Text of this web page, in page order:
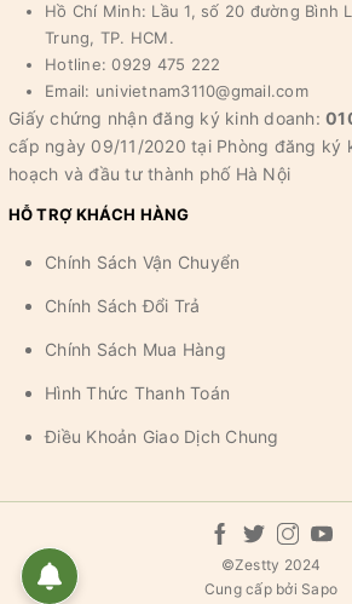
Hồ Chí Minh: Lầu 1, số 20 đường Bình
Trung, TP. HCM.
Hotline: 0929 475 222
Email: univietnam3110@gmail.com
Giấy chứng nhận đăng ký kinh doanh:
cấp ngày 09/11/2020 tại Phòng đăng ký
hoạch và đầu tư thành phố Hà Nội
HỖ TRỢ KHÁCH HÀNG
Chính Sách Vận Chuyển
Chính Sách Đổi Trả
Chính Sách Mua Hàng
Hình Thức Thanh Toán
Điều Khoản Giao Dịch Chung
©Zestty 2024
Cung cấp bởi Sapo